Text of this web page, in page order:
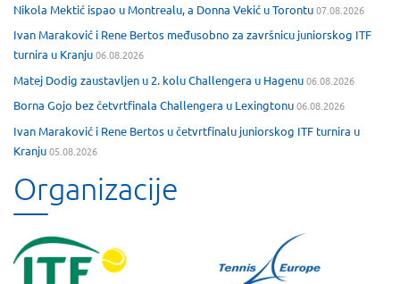
Nikola Mektić ispao u Montrealu, a Donna Vekić u Torontu07.08.2026
Ivan Maraković i Rene Bertos međusobno za završnicu juniorskog ITF
turnira u Kranju06.08.2026
Matej Dodig zaustavljen u 2. kolu Challengera u Hagenu06.08.2026
Borna Gojo bez četvrtfinala Challengera u Lexingtonu06.08.2026
Ivan Maraković i Rene Bertos u četvrtfinalu juniorskog ITF turnira u
Kranju05.08.2026
Organizacije